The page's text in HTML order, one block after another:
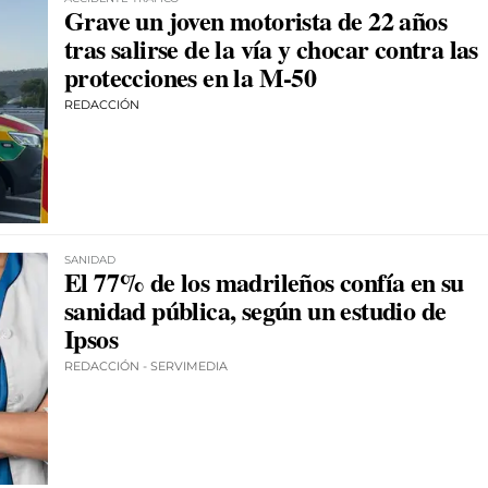
Grave un joven motorista de 22 años
tras salirse de la vía y chocar contra las
protecciones en la M-50
REDACCIÓN
SANIDAD
El 77% de los madrileños confía en su
sanidad pública, según un estudio de
Ipsos
REDACCIÓN - SERVIMEDIA